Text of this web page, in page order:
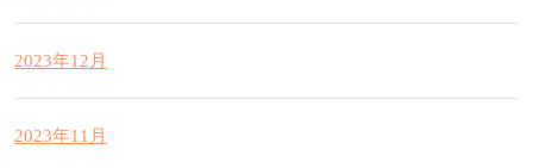
2023年12月
2023年11月